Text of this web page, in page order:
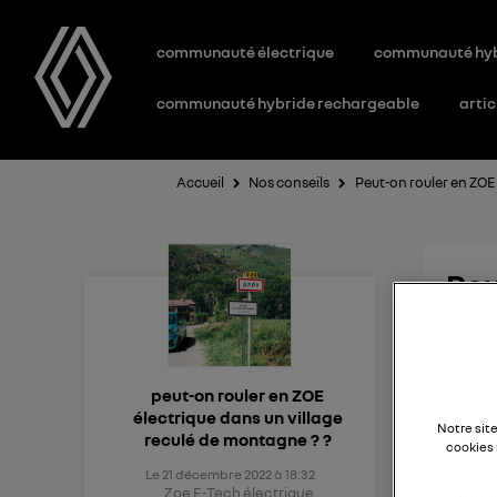
communauté électrique communauté
communauté hybride rechargeable
Accueil Nos conseils Peut-on rouler en
peut-on rouler en ZOE
électrique dans un village
reculé de montagne ? ?
Le 21 décembre 2022 à 18:32
Zoe E-Tech électrique
Notre
cookies